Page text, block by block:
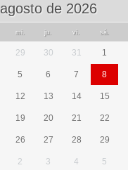
agosto de 2026
mi. ju. vi. sá.
29 30 31 1
5 6 7 8
12 13 14 15
19 20 21 22
26 27 28 29
2 3 4 5